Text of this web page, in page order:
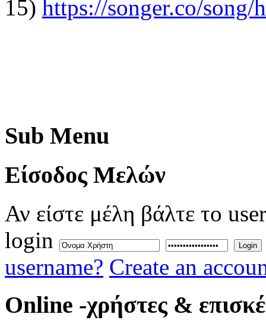
15) https://songer.co/
Sub Menu
Eίσοδος Μελών
Αν είστε μέλη βάλτε το
login
Login
username? Create an
Online -χρήστες &